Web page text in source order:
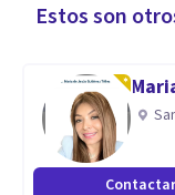
Estos son
Contactar